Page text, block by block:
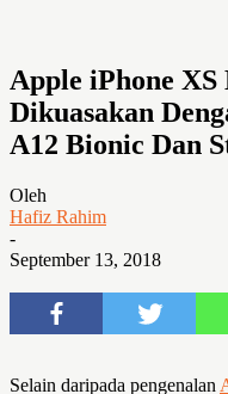
Apple iPhone
Dikuasakan
A12 Bionic Dan
Oleh
Hafiz Rahim
-
September 13, 2018
Selain daripada pengenalan